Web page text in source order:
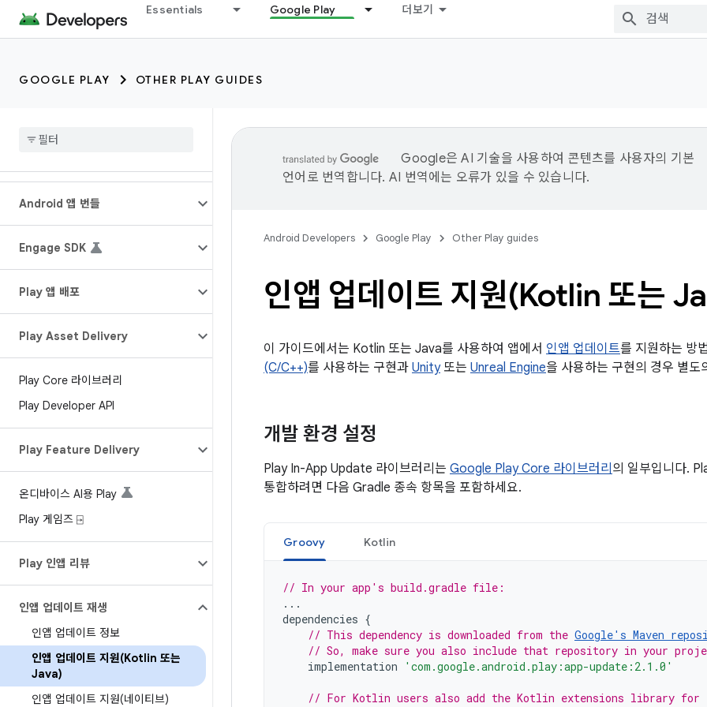
Essentials Google Play 더보기
GOOGLE PLAY OTHER PLAY GUIDES
Android 앱 번들
Engage SDK
Play 앱 배포
Play Asset Delivery
Play Core 라이브러리
Play Developer API
Play Feature Delivery
온디바이스 AI용 Play
Play 게임즈 ⍈
Play 인앱 리뷰
인앱 업데이트 재생
인앱 업데이트 정보
인앱 업데이트 지원(Kotlin 또는
Java)
인앱 업데이트 지원(네이티브)
Google은 AI 기술을 사용하여 콘텐츠를 사용자의 기본
언어로 번역합니다. AI 번역에는 오류가 있을 수 있습니다.
Android Developers Google Play Other Play guides
인앱 업데이트 지원(Kotlin 또는
이 가이드에서는 Kotlin 또는 Java를 사용하여 앱에서 인앱 업데이트를 지원하는 방
(C/C++)를 사용하는 구현과 Unity또는 Unreal Engine을 사용하는 구현의 경우 별도
개발 환경 설정
Play In-App Update 라이브러리는 Google Play Core 라이브러리 의 일부입니다.
통합하려면 다음 Gradle 종속 항목을 포함하세요.
Groovy Kotlin
// In your app's build.gradle file:
...
dependencies {
// This dependency is downloaded from the Google's Maven
// So, make sure you also include that repository in your
implementation
'com.google.android.play:app-update:2.1.0'
// For Kotlin users also add the Kotlin extensions library for